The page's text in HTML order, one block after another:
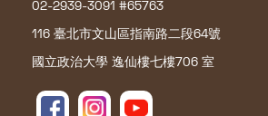
02-2939-3091 #65763
116 臺北市文山區指南路二段64號
國立政治大學 逸仙樓七樓706 室